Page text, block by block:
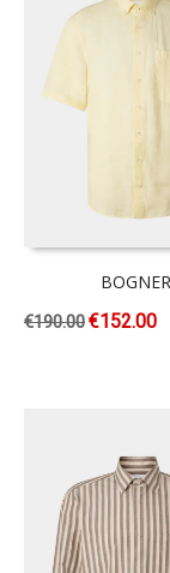
BOGNER
€190.00€152.00